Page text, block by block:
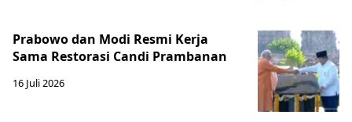
Prabowo dan Modi Resmi Kerja
Sama Restorasi Candi Prambanan
16 Juli 2026